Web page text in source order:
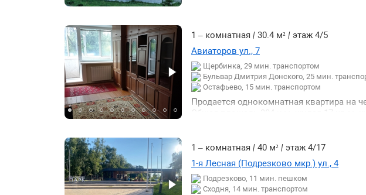
кв.м. в коридоре расположены
просторные и изолированные высокие
пандусом для инвалидов домофоном
находится в пешей доступности
магазины Магнит Пятёрочка Вкусвилл
питания и сферы обслуживания в
Живоначальной на берегу
доступность: 9 км от МКАД. До ст.м.
1 – комнатная | 30.4 м² | этаж 4/5
Авиаторов ул., 7
Щербинка, 29 мин. транспортом
Бульвар Дмитрия Донского, 25 мин.
Остафьево, 15 мин. транспортом
Продается однокомнатная квартира на
Общая площадь 304 к.м. жилая 17 кв.м.
1 – комнатная | 40 м² | этаж 4/17
1-я Лесная (Подрезково мкр.) ул., 4
Подрезково, 11 мин. пешком
Сходня, 14 мин. транспортом